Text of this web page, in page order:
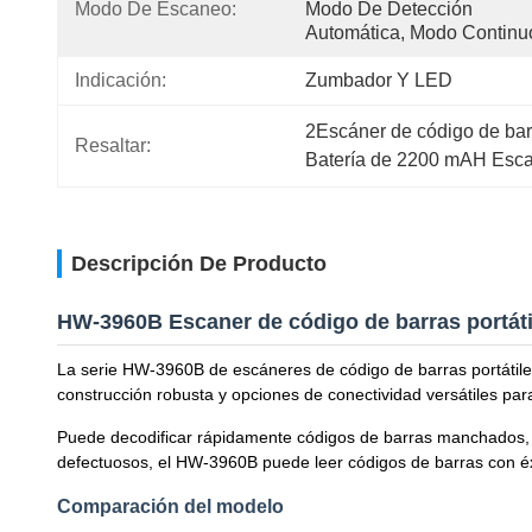
Modo De Escaneo:
Modo De Detección
Automática, Modo
Indicación: Zumbador Y LED
Resaltar:
2Escáner de código de
Batería de 2200 mAH
Descripción De Producto
HW-3960B Escaner de código de barras
La serie HW-3960B de escáneres de código de barras
construcción robusta y opciones de conectividad versátiles
Puede decodificar rápidamente códigos de barras
defectuosos, el HW-3960B puede leer códigos de barras con
Comparación del modelo